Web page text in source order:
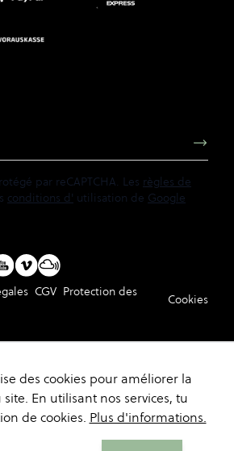
par reCAPTCHA. Les règles de
conditions d' utilisation de Google
CGV Protection des
Cookies
des cookies pour améliorer la
En utilisant nos services, tu
de cookies. Plus d'informations.